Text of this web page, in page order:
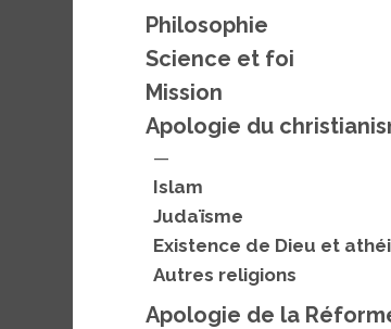
Philosophie
Science et foi
Mission
Apologie du
—
Islam
Judaïsme
Existence de Dieu et
Autres religions
Apologie de la